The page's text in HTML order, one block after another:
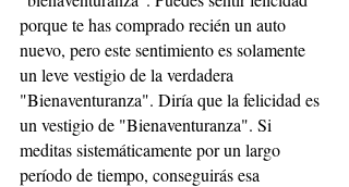
porque te has comprado recién un auto
nuevo, pero este sentimiento es solamente
un leve vestigio de la verdadera
"Bienaventuranza". Diría que la felicidad es
un vestigio de "Bienaventuranza". Si
meditas sistemáticamente por un largo
período de tiempo, conseguirás esa